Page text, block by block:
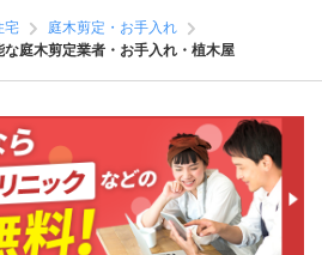
宅
庭木剪定・お手入れ
庭木剪定業者・お手入れ・植木屋